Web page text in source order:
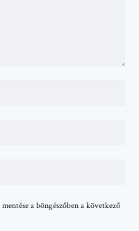
a böngészőben a következő